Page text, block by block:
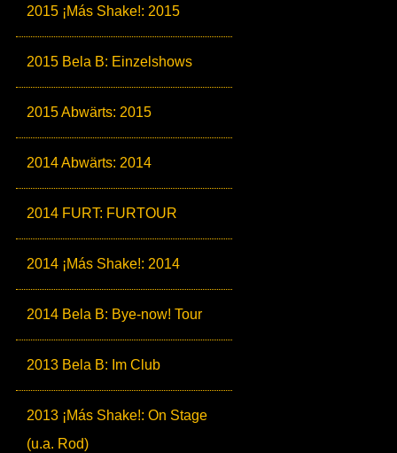
2015 ¡Más Shake!: 2015
2015 Bela B: Einzelshows
2015 Abwärts: 2015
2014 Abwärts: 2014
2014 FURT: FURTOUR
2014 ¡Más Shake!: 2014
2014 Bela B: Bye-now! Tour
2013 Bela B: Im Club
2013 ¡Más Shake!: On Stage
(u.a. Rod)